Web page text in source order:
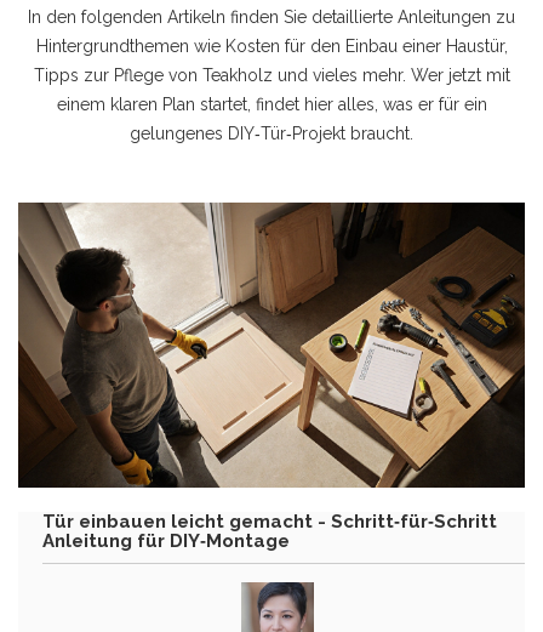
In den folgenden Artikeln finden Sie detaillierte Anleitungen zu
Hintergrundthemen wie Kosten für den Einbau einer Haustür,
Tipps zur Pflege von Teakholz und vieles mehr. Wer jetzt mit
einem klaren Plan startet, findet hier alles, was er für ein
gelungenes DIY‑Tür‑Projekt braucht.
Tür einbauen leicht gemacht - Schritt‑für‑Schritt
Anleitung für DIY‑Montage